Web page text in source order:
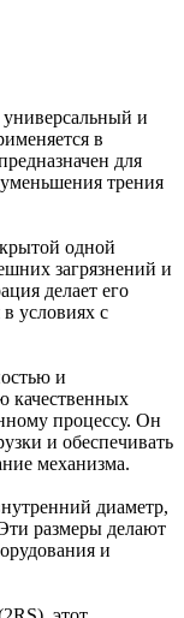
и
в
для
трения
одной
загрязнений и
делает его
условиях с
и
качественных
процессу. Он
и обеспечивать
механизма.
диаметр,
размеры делают
и